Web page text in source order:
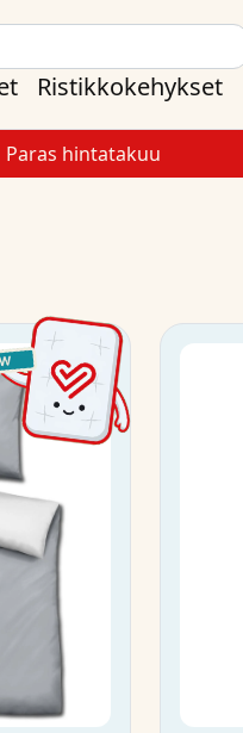
Ristikkokehykset
Paras hintatakuu